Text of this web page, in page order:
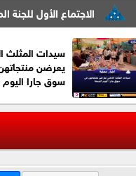
الاجتماع الأول للجنة المشتركة
سيدات المثلث
يعرضن
سوق جارا